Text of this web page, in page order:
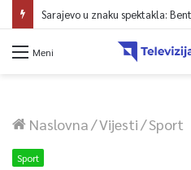
Meni
Naslovna/Vijesti/Sport
Sport